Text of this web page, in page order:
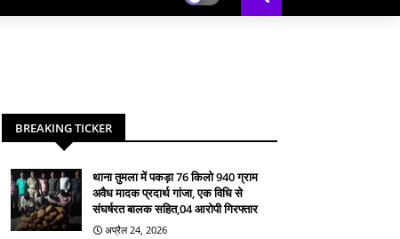
BREAKING TICKER
थाना तुमला में पकड़ा 76 किलो 940 ग्राम
अवैध मादक प्रदार्थ गांजा, एक विधि से
संघर्षरत बालक सहित,04 आरोपी गिरफ्तार
अप्रैल 24, 2026